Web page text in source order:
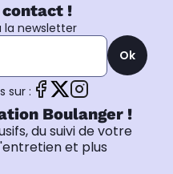
contact !
la newsletter
Ok
sur :
Boulanger !
du suivi de votre
et plus